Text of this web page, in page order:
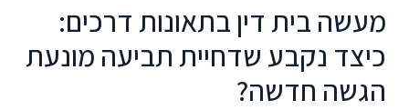
מעשה בית דין בתאונות דרכים:
כיצד נקבע שדחיית תביעה מונעת
הגשה חדשה?